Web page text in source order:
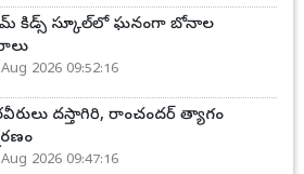
కిడ్స్ స్కూల్‌లో ఘనంగా బోనాల
2026 09:52:16
దస్తాగిరి, రాంచందర్ త్యాగం
2026 09:47:16